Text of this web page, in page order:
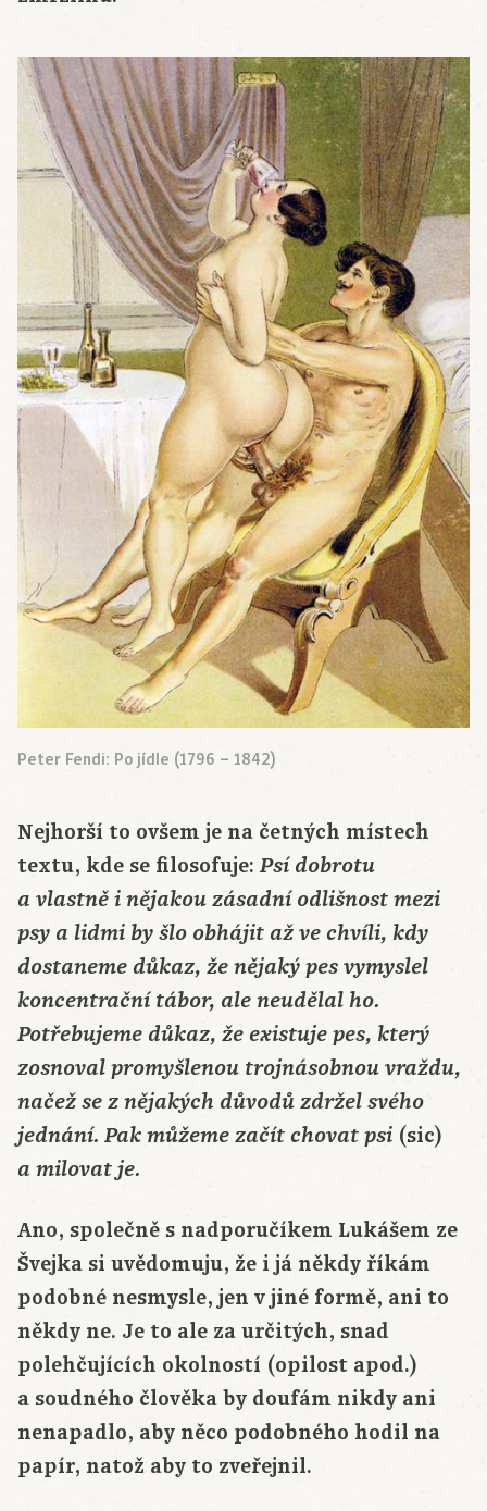
Peter Fendi: Po jídle (1796 – 1842)
Nejhorší to ovšem je na četných místech
textu, kde se filosofuje: Psí dobrotu
a vlastně i nějakou zásadní odlišnost mezi
psy a lidmi by šlo obhájit až ve chvíli, kdy
dostaneme důkaz, že nějaký pes vymyslel
koncentrační tábor, ale neudělal ho.
Potřebujeme důkaz, že existuje pes, který
zosnoval promyšlenou trojnásobnou vraždu,
načež se z nějakých důvodů zdržel svého
jednání. Pak můžeme začít chovat psi (sic)
a milovat je.
Ano, společně s nadporučíkem Lukášem ze
Švejka si uvědomuju, že i já někdy říkám
podobné nesmysle, jen v jiné formě, ani to
někdy ne. Je to ale za určitých, snad
polehčujících okolností (opilost apod.)
a soudného člověka by doufám nikdy ani
nenapadlo, aby něco podobného hodil na
papír, natož aby to zveřejnil.